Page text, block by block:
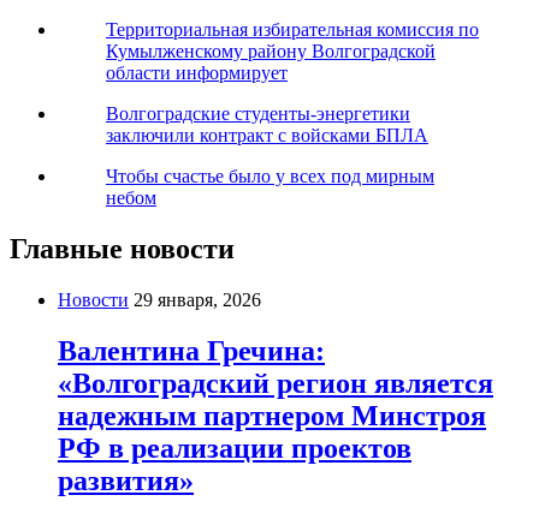
Территориальная избирательная комиссия по
Кумылженскому району Волгоградской
области информирует
Волгоградские студенты-энергетики
заключили контракт с войсками БПЛА
Чтобы счастье было у всех под мирным
небом
Главные новости
Новости 29 января, 2026
Валентина Гречина:
«Волгоградский регион является
надежным партнером Минстроя
РФ в реализации проектов
развития»